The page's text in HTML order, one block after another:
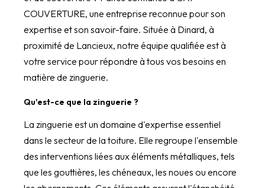
COUVERTURE, une entreprise reconnue pour son
expertise et son savoir-faire. Située à Dinard, à
proximité de Lancieux, notre équipe qualifiée est à
votre service pour répondre à tous vos besoins en
matière de zinguerie.
Qu'est-ce que la zinguerie ?
La zinguerie est un domaine d'expertise essentiel
dans le secteur de la toiture. Elle regroupe l'ensemble
des interventions liées aux éléments métalliques, tels
que les gouttières, les chéneaux, les noues ou encore